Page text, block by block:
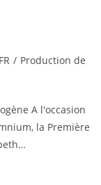
FR / Production de
A l'occasion
la Première